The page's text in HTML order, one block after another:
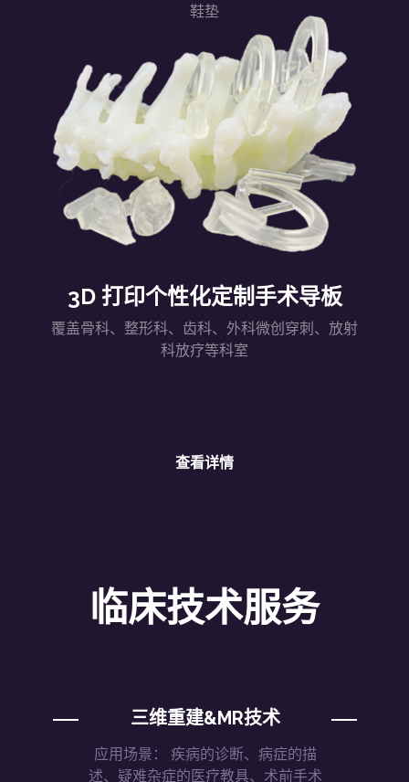
鞋垫
3D 打印个性化定制手术导板
覆盖骨科、整形科、齿科、外科微创穿刺、放射
科放疗等科室
查看详情
临床技术服务
三维重建&MR技术
应用场景： 疾病的诊断、病症的描
述、疑难杂症的医疗教具、术前手术